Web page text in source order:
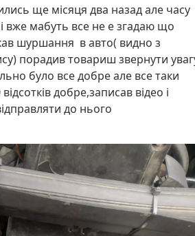
ще місяця два назад але часу
вже мабуть все не е згадаю що
шуршання в авто( видно з
порадив товариш звернути
було все добре але все таки
добре,записав відео і
до нього